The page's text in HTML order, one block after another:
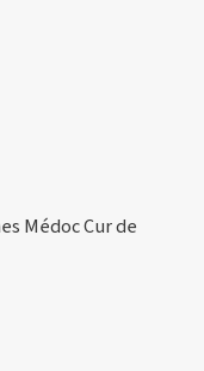
Médoc Cur de